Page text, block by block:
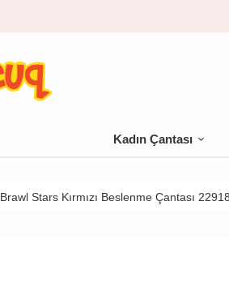
Kadın Çantası
Brawl Stars Kırmızı Beslenme Çantası 22918